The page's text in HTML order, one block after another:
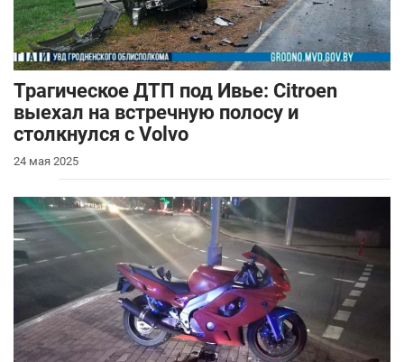
Трагическое ДТП под Ивье: Citroen
выехал на встречную полосу и
столкнулся с Volvo
24 мая 2025